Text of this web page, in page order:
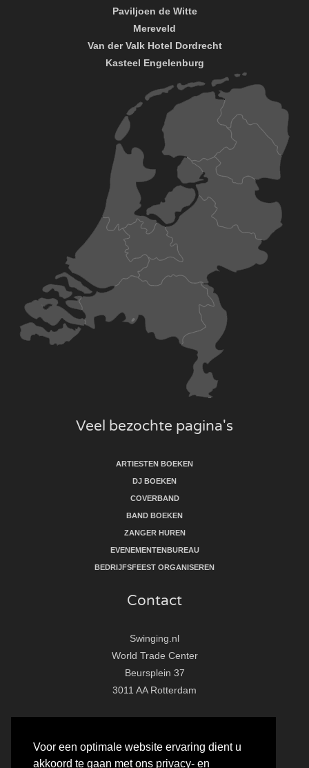
Voor een optimale website ervaring dient u
akkoord te gaan met ons privacy- en
Paviljoen de Witte
Mereveld
Van der Valk Hotel Dordrecht
Kasteel Engelenburg
Veel bezochte pagina's
ARTIESTEN BOEKEN
DJ BOEKEN
COVERBAND
BAND BOEKEN
ZANGER HUREN
EVENEMENTENBUREAU
BEDRIJFSFEEST ORGANISEREN
Contact
Swinging.nl
World Trade Center
Beursplein 37
3011 AA Rotterdam
E:
info@swinging.nl